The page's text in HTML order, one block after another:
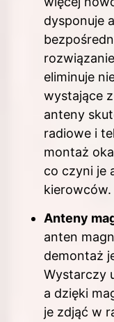
dysponuje
eliminuje
wystające
anteny
radiowe i
montaż
co czyni je
kierowców.
Anteny
anten
demontaż
Wystarczy
a dzięki
je zdjąć w